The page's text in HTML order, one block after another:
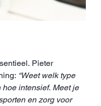
Pieter
“Weet welk type
intensief. Meet je
en zorg voor